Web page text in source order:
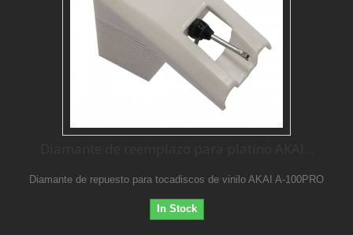
Diamante de repuesto para tocadiscos de vinilo AKAI A-100PRO
In Stock